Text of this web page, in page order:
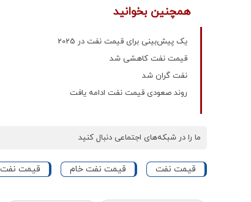
همچنین بخوانید
یک پیش‌بینی برای قیمت نفت در 2025
قیمت نفت کاهشی شد
نفت گران شد
روند صعودی قیمت نفت ادامه یافت
ما را در شبکه‌های اجتماعی دنبال کنید
قیمت نفت قیمت نفت خام قیمت